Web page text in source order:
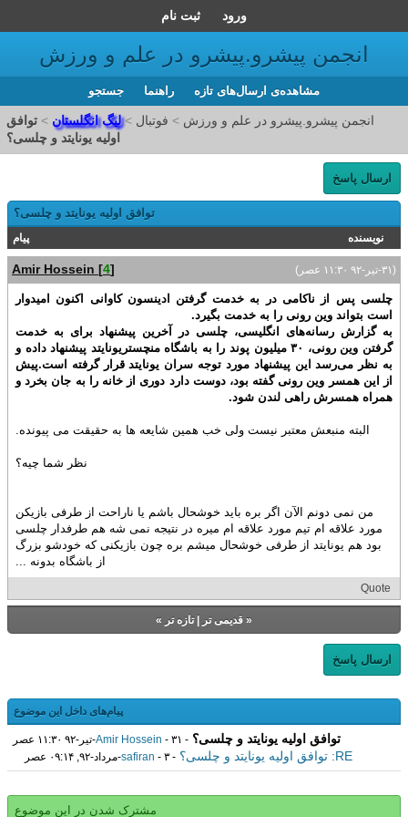
ورود ثبت نام
انجمن پیشرو.پیشرو در علم و ورزش
مشاهده‌ی ارسال‌های تازه‌ راهنما جستجو
انجمن پیشرو.پیشرو در علم و ورزش > فوتبال >لیگ انگلستان > توافق
اولیه یونایتد و چلسی؟
ارسال پاسخ
توافق اولیه یونایتد و چلسی؟
نویسنده پیام
(۳۱-تير-۹۲ ۱۱:۳۰ عصر) Amir Hossein [4]
چلسی پس از ناکامی در به خدمت گرفتن ادینسون کاوانی اکنون امیدوار
است بتواند وین رونی را به خدمت بگیرد.
به گزارش رسانه‌های انگلیسی، چلسی در آخرین پیشنهاد برای به خدمت
گرفتن وین رونی، ۳۰ میلیون پوند را به باشگاه منچستریونایتد پیشنهاد داده و
به نظر می‌رسد این پیشنهاد مورد توجه سران یونایتد قرار گرفته است.پیش
از این همسر وین رونی گفته بود، دوست دارد دوری از خانه را به جان بخرد و
همراه همسرش راهی لندن شود.
البته منبعش معتبر نیست ولی خب همین شایعه ها به حقیقت می پیونده.
نظر شما چیه؟
من نمی دونم الآن اگر بره باید خوشحال باشم یا ناراحت از طرفی بازیکن
مورد علاقه ام تیم مورد علاقه ام میره در نتیجه نمی شه هم طرفدار چلسی
بود هم یونایتد از طرفی خوشحال میشم بره چون بازیکنی که خودشو بزرگ
از باشگاه بدونه ...
Quote
« قدیمی تر |تازه‌ تر »
ارسال پاسخ
پیام‌های داخل این موضوع
توافق اولیه یونایتد و چلسی؟ -
Amir Hossein - ۳۱-تير-۹۲ ۱۱:۳۰ عصر
RE: توافق اولیه یونایتد و چلسی؟ -
safiran - ۳-مرداد-۹۲, ۰۹:۱۴ عصر
مشترک شدن در این موضوع